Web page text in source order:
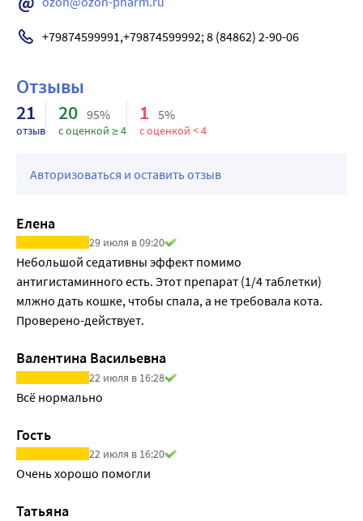
вещество обнаруживается в моче лишь в следовых
количествах.
молоко.
(только в том случае, если сознание больного
часа или чуть больше, необходимо провести
промывание желудка с использованием 0,9 % раствора
хлорида натрия и активированного угля. Можно также
назначить солевое слабительное
+79874599991,+79874599992; 8 (84862) 2-90-06
Отзывы
21
отзыв
20 95%
с оценкой ≥ 4
1 5%
с оценкой < 4
Авторизоваться и оставить отзыв
Елена
29 июля в 09:20
Небольшой седативны эффект помимо
антигистаминного есть. Этот препарат (1/4 таблетки)
млжно дать кошке, чтобы спала, а не требовала кота.
Проверено-действует.
Валентина Васильевна
22 июля в 16:28
Всё нормально
Гость
22 июля в 16:20
Очень хорошо помогли
Татьяна